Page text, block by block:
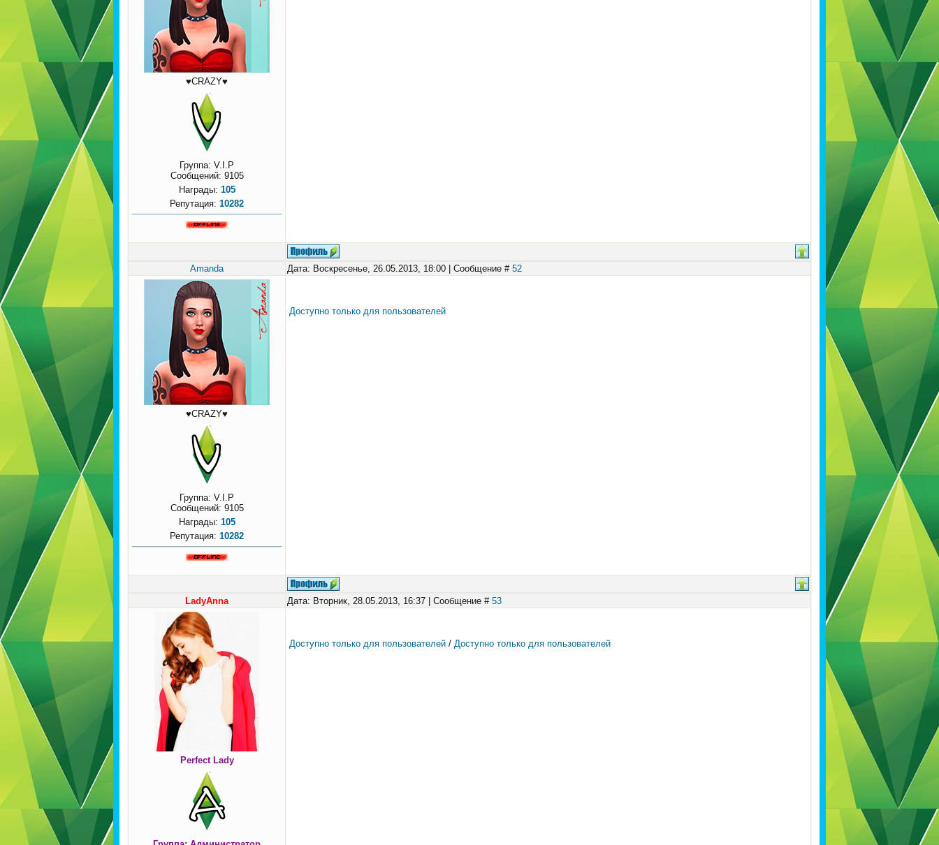
♥CRAZY♥
Группа: V.I.P
Сообщений: 9105
Награды: 105
Репутация: 10282
Amanda Дата: Воскресенье, 26.05.2013, 18:00 | Сообщение # 52
♥CRAZY♥
Группа: V.I.P
Сообщений: 9105
Награды: 105
Репутация: 10282
Доступно только для пользователей
LadyAnna Дата: Вторник, 28.05.2013, 16:37 | Сообщение # 53
Perfect Lady
Доступно только для пользователей / Доступно только для пользователей